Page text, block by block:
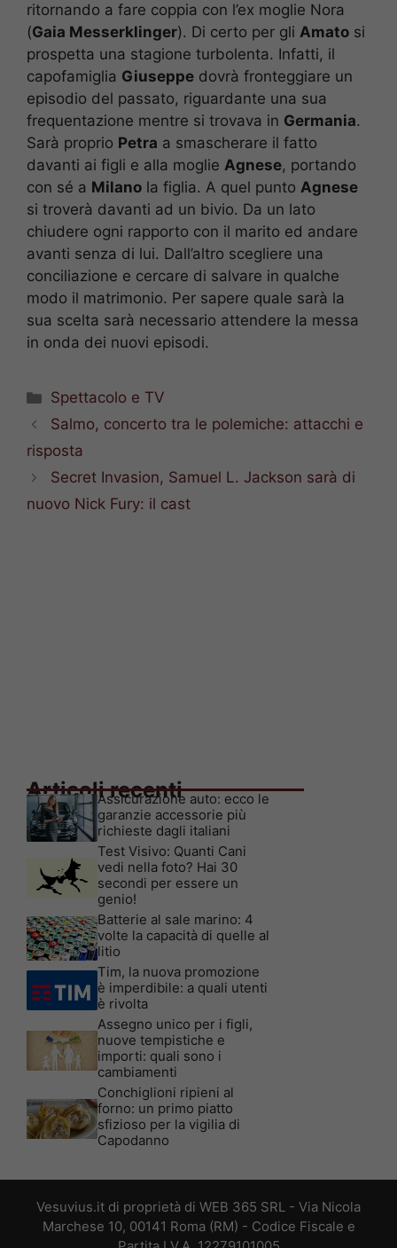
ritornando a fare coppia con l’ex moglie Nora
(Gaia Messerklinger). Di certo per gli Amato si
prospetta una stagione turbolenta. Infatti, il
capofamiglia Giuseppe dovrà fronteggiare un
episodio del passato, riguardante una sua
frequentazione mentre si trovava in Germania.
Sarà proprio Petra a smascherare il fatto
davanti ai figli e alla moglie Agnese, portando
con sé a Milano la figlia. A quel punto Agnese
si troverà davanti ad un bivio. Da un lato
chiudere ogni rapporto con il marito ed andare
avanti senza di lui. Dall’altro scegliere una
conciliazione e cercare di salvare in qualche
modo il matrimonio. Per sapere quale sarà la
sua scelta sarà necessario attendere la messa
in onda dei nuovi episodi.
Categorie
Spettacolo e TV
Salmo, concerto tra le polemiche: attacchi e
risposta
Secret Invasion, Samuel L. Jackson sarà di
nuovo Nick Fury: il cast
Articoli recenti
Assicurazione auto: ecco le
garanzie accessorie più
richieste dagli italiani
Test Visivo: Quanti Cani
vedi nella foto? Hai 30
secondi per essere un
genio!
Batterie al sale marino: 4
volte la capacità di quelle al
litio
Tim, la nuova promozione
è imperdibile: a quali utenti
è rivolta
Assegno unico per i figli,
nuove tempistiche e
importi: quali sono i
cambiamenti
Conchiglioni ripieni al
forno: un primo piatto
sfizioso per la vigilia di
Capodanno
Vesuvius.it di proprietà di WEB 365 SRL - Via Nicola
Marchese 10, 00141 Roma (RM) - Codice Fiscale e